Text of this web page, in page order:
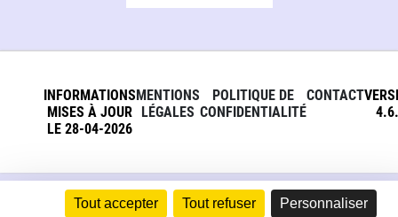
Tout accepter Tout refuser Personnaliser
INFORMATIONS
MISES À JOUR
LE 28-04-2026
MENTIONS
LÉGALES
POLITIQUE DE
CONFIDENTIALITÉ
CONTACT